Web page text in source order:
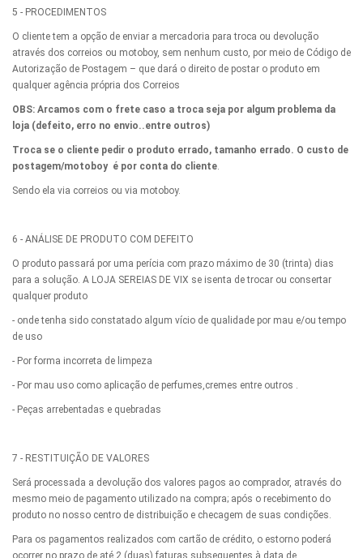
5 - PROCEDIMENTOS
O cliente tem a opção de enviar a mercadoria para troca ou devolução
através dos correios ou motoboy, sem nenhum custo, por meio de Código de
Autorização de Postagem – que dará o direito de postar o produto em
qualquer agência própria dos Correios
OBS: Arcamos com o frete caso a troca seja por algum problema da
loja (defeito, erro no envio..entre outros)
Troca se o cliente pedir o produto errado, tamanho errado. O custo de
postagem/motoboy é por conta do cliente.
Sendo ela via correios ou via motoboy.
6 - ANÁLISE DE PRODUTO COM DEFEITO
O produto passará por uma perícia com prazo máximo de 30 (trinta) dias
para a solução. A LOJA SEREIAS DE VIX se isenta de trocar ou consertar
qualquer produto
- onde tenha sido constatado algum vício de qualidade por mau e/ou tempo
de uso
- Por forma incorreta de limpeza
- Por mau uso como aplicação de perfumes,cremes entre outros .
- Peças arrebentadas e quebradas
7 - RESTITUIÇÃO DE VALORES
Será processada a devolução dos valores pagos ao comprador, através do
mesmo meio de pagamento utilizado na compra; após o recebimento do
produto no nosso centro de distribuição e checagem de suas condições.
Para os pagamentos realizados com cartão de crédito, o estorno poderá
ocorrer no prazo de até 2 (duas) faturas subsequentes à data de